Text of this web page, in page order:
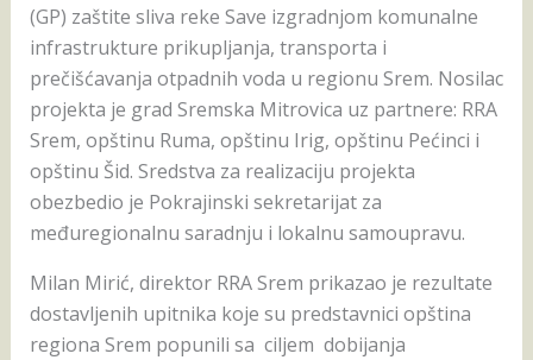
(GP) zaštite sliva reke Save izgradnjom komunalne
infrastrukture prikupljanja, transporta i
prečišćavanja otpadnih voda u regionu Srem. Nosilac
projekta je grad Sremska Mitrovica uz partnere: RRA
Srem, opštinu Ruma, opštinu Irig, opštinu Pećinci i
opštinu Šid. Sredstva za realizaciju projekta
obezbedio je Pokrajinski sekretarijat za
međuregionalnu saradnju i lokalnu samoupravu.
Milan Mirić, direktor RRA Srem prikazao je rezultate
dostavljenih upitnika koje su predstavnici opština
regiona Srem popunili sa ciljem dobijanja